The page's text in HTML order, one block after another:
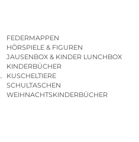
FEDERMAPPEN
HÖRSPIELE & FIGUREN
JAUSENBOX & KINDER LUNCHBOX
KINDERBÜCHER
| KINDERGARTENBEUTEL
KUSCHELTIERE
SCHULTASCHEN
WEIHNACHTSKINDERBÜCHER